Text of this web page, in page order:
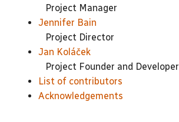
Project Manager
Jennifer Bain
Project Director
Jan Koláček
Project Founder and Developer
List of contributors
Acknowledgements